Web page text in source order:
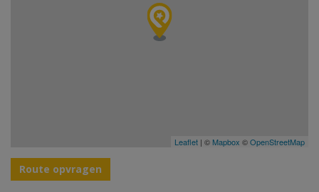
Leaflet | © Mapbox ©OpenStreetMap
Route opvragen